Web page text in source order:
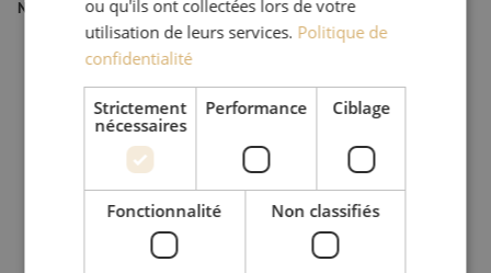
Numéro d'article M20000291
ou qu'ils ont collectées lors de votre
utilisation de leurs services. Politique de
confidentialité
Strictement
nécessaires
Performance Ciblage
Fonctionnalité Non classifiés